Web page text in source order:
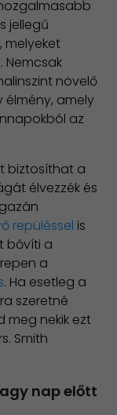
jellegű
melyeket
Nemcsak
növelő
élmény, amely
az
biztosíthat a
élvezzék és
repüléssel is
bővíti a
a
. Ha esetleg a
szeretné
meg nekik ezt
Smith
nap előtt